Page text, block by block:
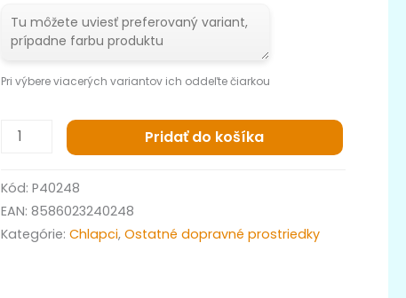
Pri výbere viacerých variantov ich oddeľte čiarkou
Pridať do košíka
Kód:P40248
EAN:8586023240248
Kategórie:Chlapci,Ostatné dopravné prostriedky